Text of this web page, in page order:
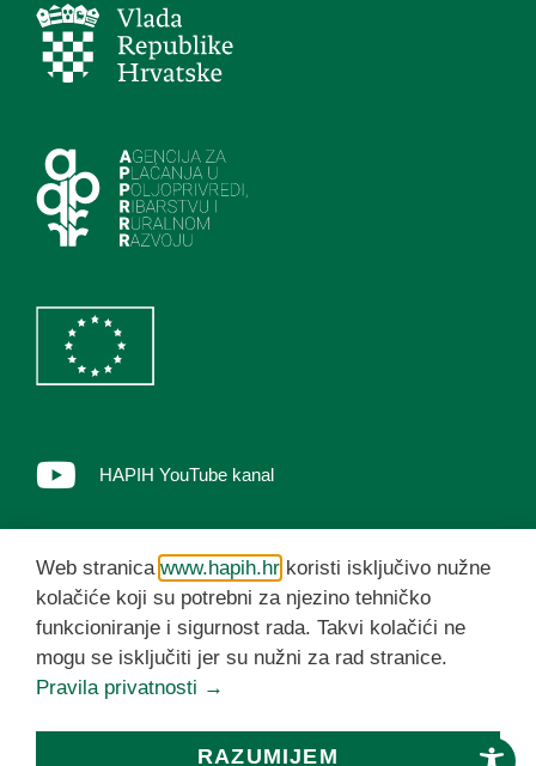
HAPIH YouTube kanal
© HAPIH 2026. Sva prava pridržana
Web stranica www.hapih.hr koristi isključivo nužne
kolačiće koji su potrebni za njezino tehničko
funkcioniranje i sigurnost rada. Takvi kolačići ne
mogu se isključiti jer su nužni za rad stranice.
Pravila privatnosti →
RAZUMIJEM